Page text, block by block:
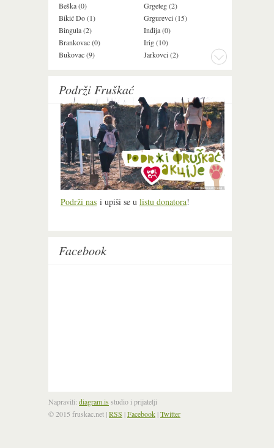
Beška (0)
Bikić Do (1)
Bingula (2)
Brankovac (0)
Bukovac (9)
Grgeteg (2)
Grgurevci (15)
Inđija (0)
Irig (10)
Jarkovci (2)
Podrži Fruškać
Podrži nas i upiši se u listu donatora!
Facebook
Napravili: diagram.is studio i prijatelji
© 2015 fruskac.net |RSS |Facebook |Twitter